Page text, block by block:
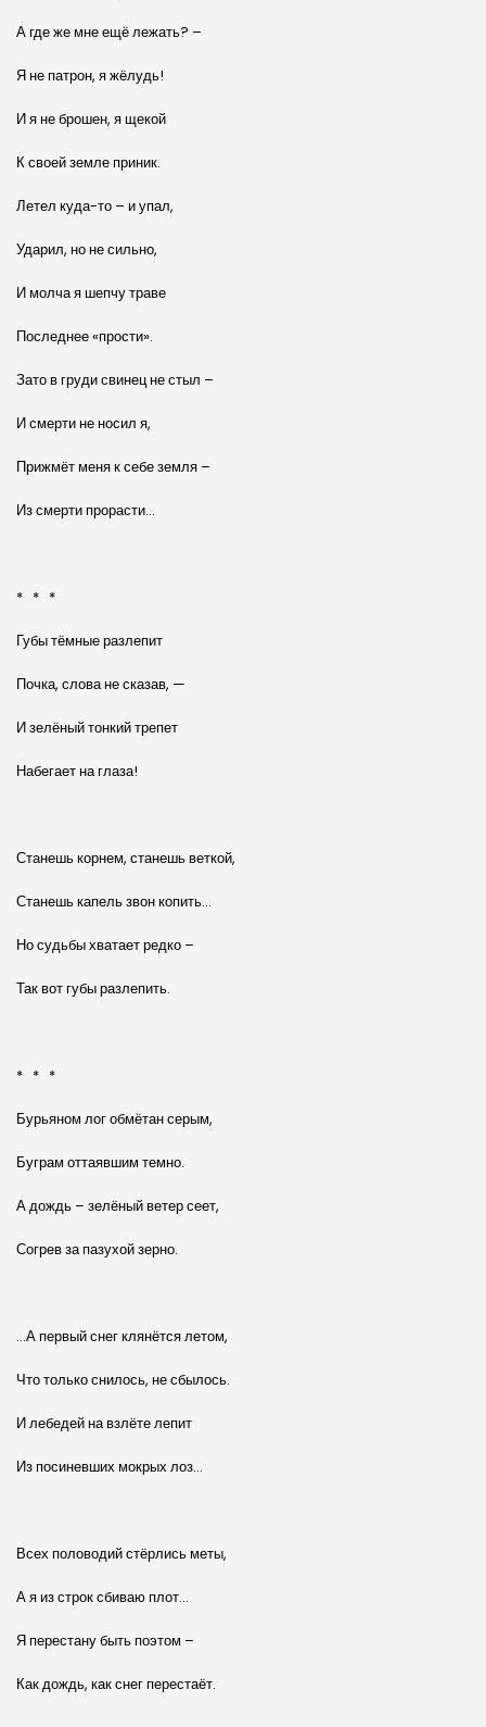
А где же мне ещё лежать? –
Я не патрон, я жёлудь!
И я не брошен, я щекой
К своей земле приник.
Летел куда-то – и упал,
Ударил, но не сильно,
И молча я шепчу траве
Последнее «прости».
Зато в груди свинец не стыл –
И смерти не носил я,
Прижмёт меня к себе земля –
Из смерти прорасти…
* * *
Губы тёмные разлепит
Почка, слова не сказав, —
И зелёный тонкий трепет
Набегает на глаза!
Станешь корнем, станешь веткой,
Станешь капель звон копить…
Но судьбы хватает редко –
Так вот губы разлепить.
* * *
Бурьяном лог обмётан серым,
Буграм оттаявшим темно.
А дождь – зелёный ветер сеет,
Согрев за пазухой зерно.
…А первый снег клянётся летом,
Что только снилось, не сбылось.
И лебедей на взлёте лепит
Из посиневших мокрых лоз…
Всех половодий стёрлись меты,
А я из строк сбиваю плот…
Я перестану быть поэтом –
Как дождь, как снег перестаёт.